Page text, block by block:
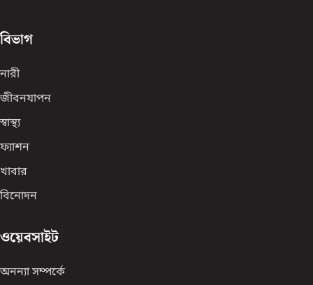
বিভাগ
নারী
জীবনযাপন
স্বাস্থ্য
ফ্যাশন
খাবার
বিনোদন
ওয়েবসাইট
অনন্যা সম্পর্কে